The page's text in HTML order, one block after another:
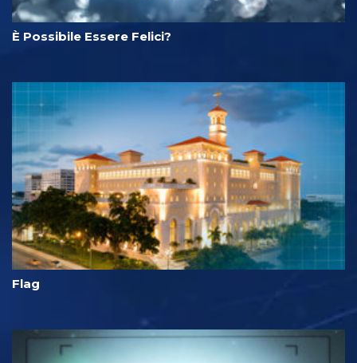
È Possibile Essere Felici?
Flag